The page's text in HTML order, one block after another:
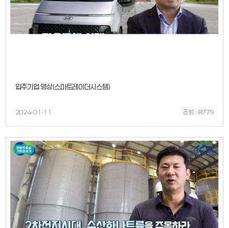
입주기업 영상(스마트레이더시스템)
2024-01-11 조회 : 8779